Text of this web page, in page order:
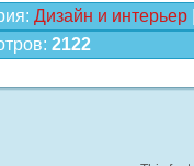
: Дизайн и интерьер
: 2122